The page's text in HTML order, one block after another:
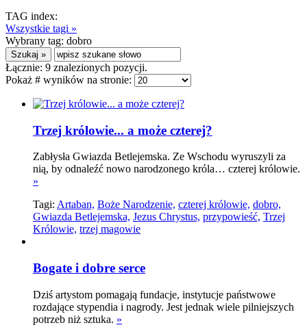
TAG index:
Wszystkie tagi »
Wybrany tag: dobro
Łącznie: 9 znalezionych pozycji.
Pokaż # wyników na stronie:
Trzej królowie... a może czterej?
Zabłysła Gwiazda Betlejemska. Ze Wschodu wyruszyli za
nią, by odnaleźć nowo narodzonego króla… czterej królowie.
»
Tagi: Artaban, Boże Narodzenie, czterej królowie, dobro,
Gwiazda Betlejemska, Jezus Chrystus, przypowieść, Trzej
Królowie, trzej magowie
Bogate i dobre serce
Dziś artystom pomagają fundacje, instytucje państwowe
rozdające stypendia i nagrody. Jest jednak wiele pilniejszych
potrzeb niż sztuka. »